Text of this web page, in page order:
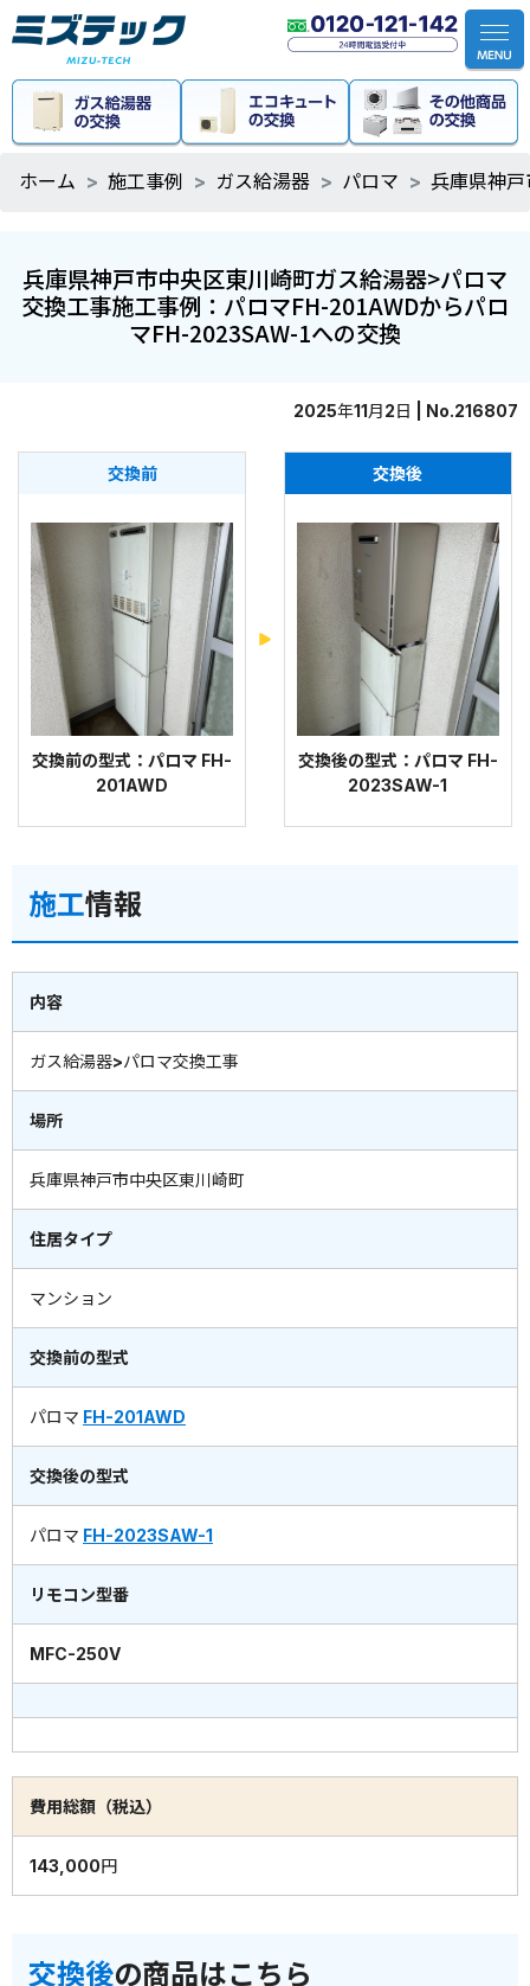
ホーム 施工事例 ガス給湯器 パロマ 兵庫県神
兵庫県神戸市中央区東川崎町ガス給湯器>パロマ
交換工事施工事例：パロマFH-201AWDからパロ
マFH-2023SAW-1への交換
2025年11月2日 | No.216807
交換前
交換前の型式：パロマ FH-
201AWD
交換後
交換後の型式：パロマ FH-
2023SAW-1
施工情報
内容
ガス給湯器>パロマ交換工事
場所
兵庫県神戸市中央区東川崎町
住居タイプ
マンション
交換前の型式
パロマ FH-201AWD
交換後の型式
パロマ FH-2023SAW-1
リモコン型番
MFC-250V
費用総額（税込）
143,000円
交換後の商品はこちら